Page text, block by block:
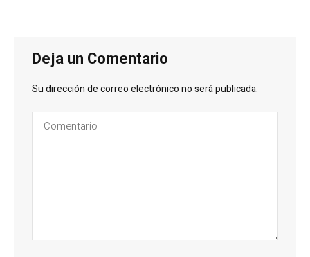
Deja un Comentario
Su dirección de correo electrónico no será publicada.